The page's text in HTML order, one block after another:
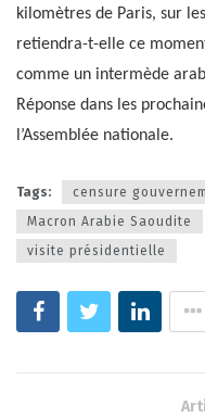
kilomètres de Paris, sur
retiendra-t-elle ce
comme un intermède
Réponse dans les
l’Assemblée nationale.
Tags: censure
Macron Arabie Saoudite
visite présidentielle